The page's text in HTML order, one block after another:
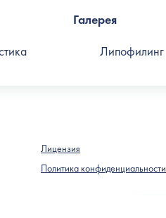
Галерея
Липофилинг
Лицензия
Политика конфиденциальности